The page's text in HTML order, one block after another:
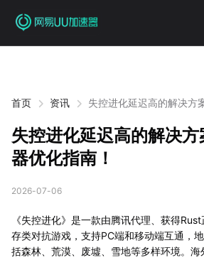
首页 资讯
失控进化延迟高的解决方
失控进化延迟高的解决
器优化指南！
2026-07-06
《失控进化》是一款由腾讯代理、获得
存类对抗游戏，支持PC端和移动端互通，
括森林、荒漠、废墟、雪地等多样环境。